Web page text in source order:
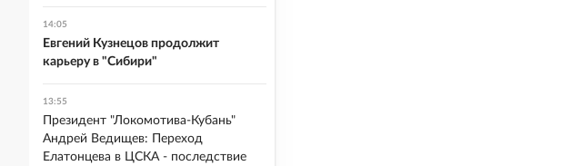
14:05
Евгений Кузнецов продолжит
карьеру в "Сибири"
13:55
Президент "Локомотива-Кубань"
Андрей Ведищев: Переход
Елатонцева в ЦСКА - последствие